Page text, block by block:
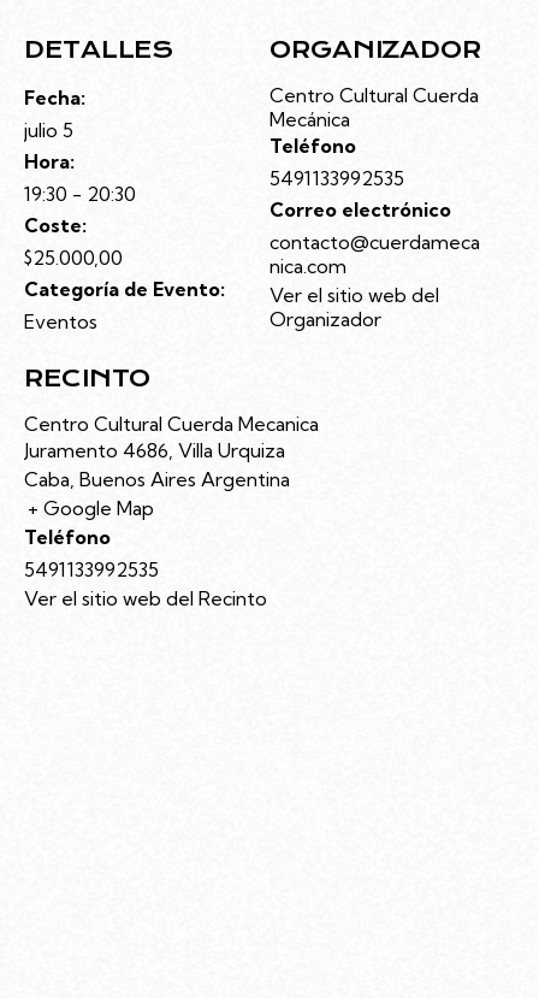
DETALLES
Fecha:
julio 5
Hora:
19:30 - 20:30
Coste:
$25.000,00
Categoría de Evento:
Eventos
ORGANIZADOR
Centro Cultural Cuerda
Mecánica
Teléfono
5491133992535
Correo electrónico
contacto@cuerdameca
nica.com
Ver el sitio web del
Organizador
RECINTO
Centro Cultural Cuerda Mecanica
Juramento 4686, Villa Urquiza
Caba Buenos Aires Argentina
+ Google Map
Teléfono
5491133992535
Ver el sitio web del Recinto